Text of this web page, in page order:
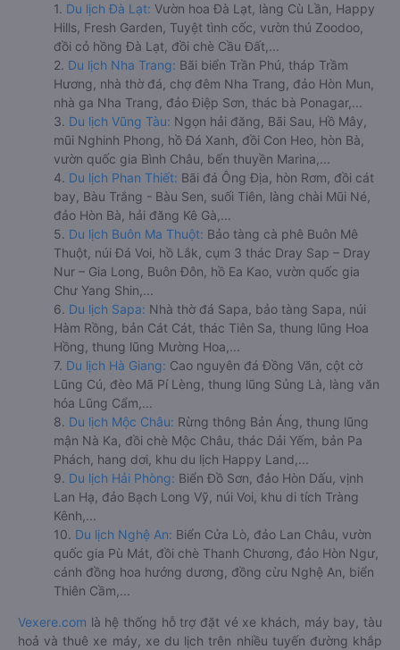
1. Du lịch Đà Lạt: Vườn hoa Đà Lạt, làng Cù Lần, Happy
Hills, Fresh Garden, Tuyệt tình cốc, vườn thú Zoodoo,
đồi cỏ hồng Đà Lạt, đồi chè Cầu Đất,...
2. Du lịch Nha Trang: Bãi biển Trần Phú, tháp Trầm
Hương, nhà thờ đá, chợ đêm Nha Trang, đảo Hòn Mun,
nhà ga Nha Trang, đảo Điệp Sơn, thác bà Ponagar,...
3. Du lịch Vũng Tàu: Ngọn hải đăng, Bãi Sau, Hồ Mây,
mũi Nghinh Phong, hồ Đá Xanh, đồi Con Heo, hòn Bà,
vườn quốc gia Bình Châu, bến thuyền Marina,...
4. Du lịch Phan Thiết: Bãi đá Ông Địa, hòn Rơm, đồi cát
bay, Bàu Trắng - Bàu Sen, suối Tiên, làng chài Mũi Né,
đảo Hòn Bà, hải đăng Kê Gà,...
5. Du lịch Buôn Ma Thuột: Bảo tàng cà phê Buôn Mê
Thuột, núi Đá Voi, hồ Lắk, cụm 3 thác Dray Sap – Dray
Nur – Gia Long, Buôn Đôn, hồ Ea Kao, vườn quốc gia
Chư Yang Shin,...
6. Du lịch Sapa: Nhà thờ đá Sapa, bảo tàng Sapa, núi
Hàm Rồng, bản Cát Cát, thác Tiên Sa, thung lũng Hoa
Hồng, thung lũng Mường Hoa,...
7. Du lịch Hà Giang: Cao nguyên đá Đồng Văn, cột cờ
Lũng Cú, đèo Mã Pí Lèng, thung lũng Sủng Là, làng văn
hóa Lũng Cẩm,...
8. Du lịch Mộc Châu: Rừng thông Bản Áng, thung lũng
mận Nà Ka, đồi chè Mộc Châu, thác Dải Yếm, bản Pa
Phách, hang dơi, khu du lịch Happy Land,...
9. Du lịch Hải Phòng: Biển Đồ Sơn, đảo Hòn Dấu, vịnh
Lan Hạ, đảo Bạch Long Vỹ, núi Voi, khu di tích Tràng
Kênh,...
10. Du lịch Nghệ An: Biển Cửa Lò, đảo Lan Châu, vườn
quốc gia Pù Mát, đồi chè Thanh Chương, đảo Hòn Ngư,
cánh đồng hoa hướng dương, đồng cừu Nghệ An, biển
Thiên Cầm,...
Vexere.com là hệ thống hỗ trợ đặt vé xe khách, máy bay, tàu
hoả và thuê xe máy, xe du lịch trên nhiều tuyến đường khắp